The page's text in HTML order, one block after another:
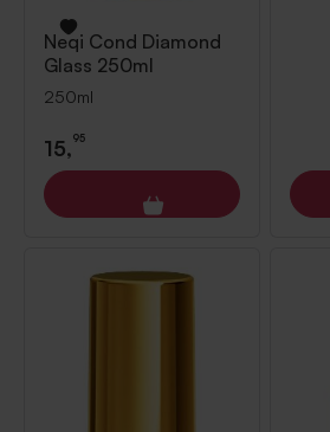
Neqi Cond Diamond
Glass 250ml
250ml
15,95